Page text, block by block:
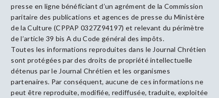
presse en ligne bénéficiant d’un agrément de la Commission
paritaire des publications et agences de presse du Ministère
de la Culture (CPPAP 0327Z94197) et relevant du périmètre
de l’article 39 bis A du Code général des impôts.
Toutes les informations reproduites dans le Journal Chrétien
sont protégées par des droits de propriété intellectuelle
détenus par le Journal Chrétien et les organismes
partenaires. Par conséquent, aucune de ces informations ne
peut être reproduite, modifiée, rediffusée, traduite, exploitée